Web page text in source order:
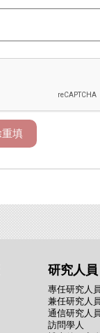
研究人員
專任研究人員
兼任研究人員
通信研究人員
訪問學人